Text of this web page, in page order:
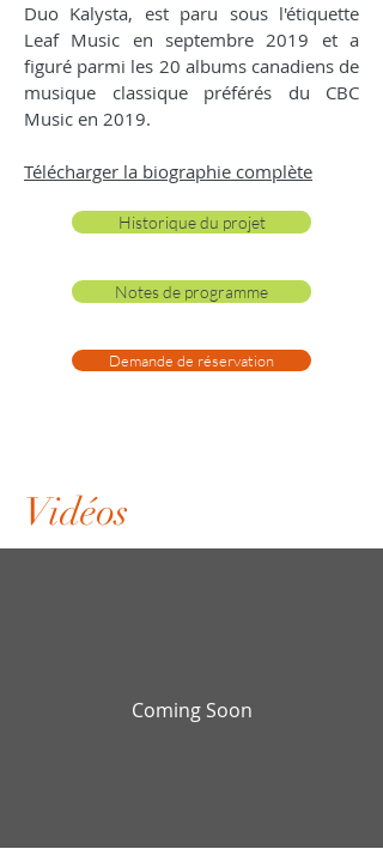
Duo Kalysta, est paru sous l'étiquette
Leaf Music en septembre 2019 et a
figuré parmi les 20 albums canadiens de
musique classique préférés du CBC
Music en 2019.
Télécharger la biographie complète
Historique du projet
Notes de programme
Demande de réservation
Vidéos
Coming Soon